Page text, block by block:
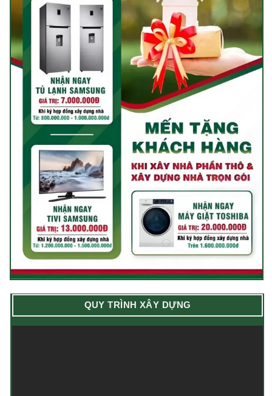
QUY TRÌNH XÂY DỰNG